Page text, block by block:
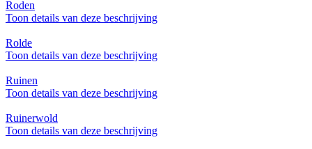
Roden
Toon details van deze beschrijving
Rolde
Toon details van deze beschrijving
Ruinen
Toon details van deze beschrijving
Ruinerwold
Toon details van deze beschrijving